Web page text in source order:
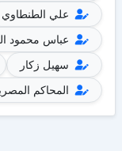
علي الطنطاوي
عباس محمود
سهيل زكار
المحاكم